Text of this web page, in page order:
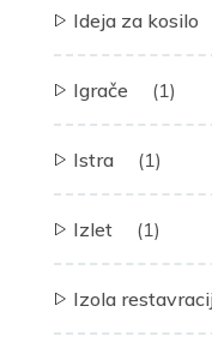
Ideja za kosilo
Igrače (1)
Istra (1)
Izlet (1)
Izola